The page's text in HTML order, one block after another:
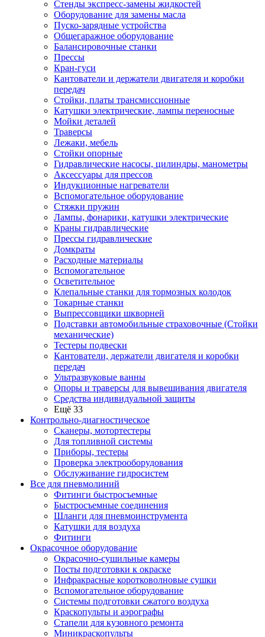
Стенды экспресс-замены жидкостей
Оборудование для замены масла
Пуско-зарядные устройства
Общегаражное оборудование
Балансировочные станки
Прессы
Кран-гуси
Кантователи и держатели двигателя и коробки
передач
Стойки, платы трансмиссионные
Катушки электрические, лампы переносные
Мойки деталей
Траверсы
Лежаки, мебель
Стойки опорные
Гидравлические насосы, цилиндры, манометры
Аксессуары для прессов
Индукционные нагреватели
Вспомогательное оборудование
Стяжки пружин
Лампы, фонарики, катушки электрические
Краны гидравлические
Прессы гидравлические
Домкраты
Расходные материалы
Вспомогательное
Осветительное
Клепальные станки для тормозных колодок
Токарные станки
Выпрессовщики шкворней
Подставки автомобильные страховочные (Стойки
механические)
Тестеры подвески
Кантователи, держатели двигателя и коробки
передач
Ультразвуковые ванны
Опоры и траверсы для вывешивания двигателя
Средства индивидуальной защиты
Ещё 33
Контрольно-диагностическое
Сканеры, мотортестеры
Для топливной системы
Приборы, тестеры
Проверка электрооборудования
Обслуживание гидросистем
Все для пневмолиний
Фитинги быстросъемные
Быстросъемные соединения
Шланги для пневмоинструмента
Катушки для воздуха
Фитинги
Окрасочное оборудование
Окрасочно-сушильные камеры
Посты подготовки к окраске
Инфракрасные коротковолновые сушки
Вспомогательное оборудование
Системы подготовки сжатого воздуха
Краскопульты и аэрографы
Стапели для кузовного ремонта
Миникраскопульты